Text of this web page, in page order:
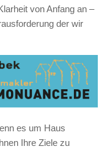
von Anfang an –
der wir
es um Haus
Ihre Ziele zu